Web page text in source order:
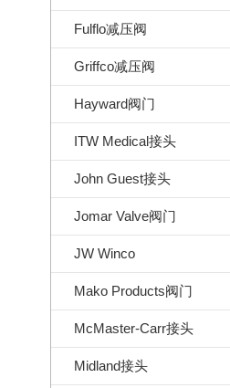
Fulflo减压阀
Griffco减压阀
Hayward阀门
ITW Medical接头
John Guest接头
Jomar Valve阀门
JW Winco
Mako Products阀门
McMaster-Carr接头
Midland接头